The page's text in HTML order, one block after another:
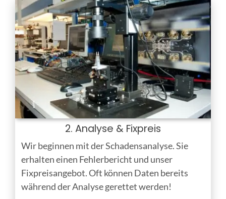
2. Analyse & Fixpreis
Wir beginnen mit der Schadensanalyse. Sie
erhalten einen Fehlerbericht und unser
Fixpreisangebot. Oft können Daten bereits
während der Analyse gerettet werden!